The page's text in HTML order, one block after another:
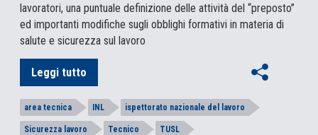
lavoratori, una puntuale definizione delle attività del “preposto”
ed importanti modifiche sugli obblighi formativi in materia di
salute e sicurezza sul lavoro
Leggi tutto
area tecnica INL ispettorato nazionale del lavoro
Sicurezza lavoro Tecnico TUSL